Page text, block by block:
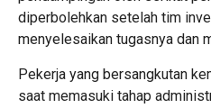
diperbolehkan setelah tim
menyelesaikan tugasnya dan
Pekerja yang bersangkutan
saat memasuki tahap